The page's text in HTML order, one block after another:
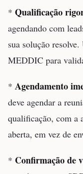
* Qualificação
agendando com
sua solução
MEDDIC para
* Agendamento
deve agendar a
qualificação, com a
aberta, em vez de
* Confirmação de